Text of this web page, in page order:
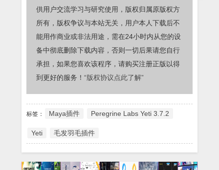
供用户交流学习与研究使用，版权归属原版权方
所有，版权争议与本站无关，用户本人下载后不
能用作商业或非法用途，需在24小时内从您的设
备中彻底删除下载内容，否则一切后果请您自行
承担，如果您喜欢该程序，请购买注册正版以得
到更好的服务！ “版权协议点此了解”
标签： Maya插件 Peregrine Labs Yeti 3.7.2
Yeti 毛发羽毛插件